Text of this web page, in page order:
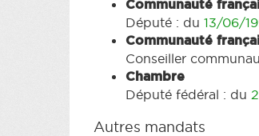
Communauté
Député : du 13/06/
Communauté
Conseiller
Chambre
Député fédéral : du
Autres mandats